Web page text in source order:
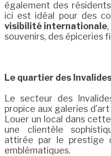
également des
ici est idéal pour des
visibilité internationale
souvenirs, des épiceries
Le quartier des
Le secteur des
propice aux galeries
Louer un local dans
une clientèle
attirée par le prestige
emblématiques.